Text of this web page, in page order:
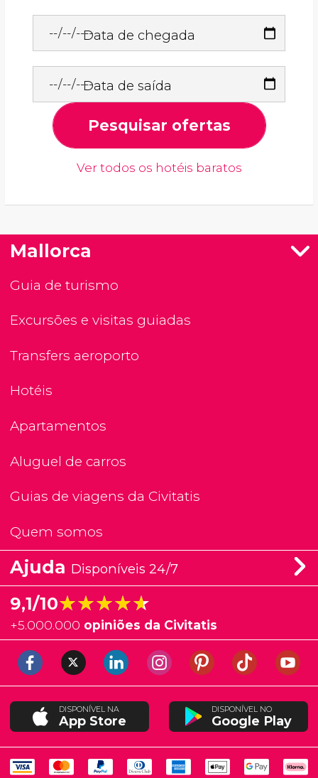
Data de chegada
Data de saída
Pesquisar ofertas
Ver todos os hotéis baratos
Mallorca
Guia de turismo
Excursões e visitas guiadas
Transfers aeroporto
Hotéis
Apartamentos
Aluguel de carros
Guias de viagens da Civitatis
Quem somos
Ajuda Disponíveis 24/7
9,1/10★★★★★
★★★★★
+5.000.000 opiniões da Civitatis
DISPONÍVEL NA
App Store
DISPONÍVEL NO
Google Play